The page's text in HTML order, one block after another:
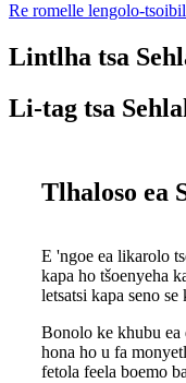
Re romelle lengolo-
Lintlha tsa
Li-tag tsa
Tlhaloso ea
E 'ngoe ea likarolo
kapa ho tšoenyeha
letsatsi kapa seno
Bonolo ke khubu ea
hona ho u fa
fetola feela boemo